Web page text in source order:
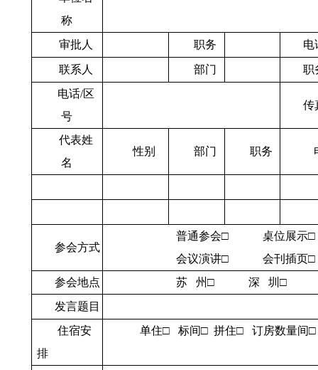
称
审批人 职务 电
联系 人 部门 职
电话/区
号
传
代表姓
名
性别 部门 职务
参会方式
普通参会□
桌位展示□
会议演讲□
会刊插页□
参会地点
苏 州□ 深
圳□
发言题目
住宿安
排
单住□ 标间□ 拼住□ 订房数量间□